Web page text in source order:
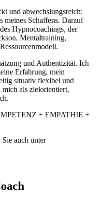
und abwechslungsreich:
meines Schaffens. Darauf
Hypnocoachings, der
Mentaltraining,
und Authentizität. Ich
Erfahrung, mein
situativ flexibel und
als zielorientiert,
+ EMPATHIE +
auch unter